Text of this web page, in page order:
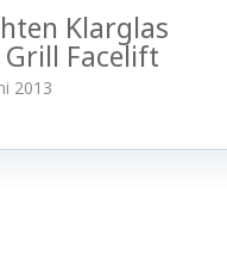
Klarglas
Facelift
2013